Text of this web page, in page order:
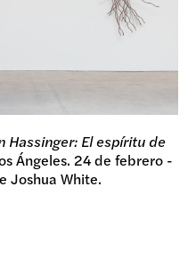
Hassinger: El espíritu de
Ángeles. 24 de febrero -
Joshua White.